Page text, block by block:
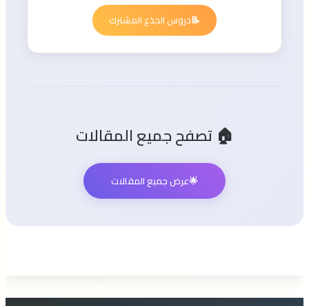
📝دروس الجذع المشترك
🏠 تصفح جميع المقالات
🌟عرض جميع المقالات